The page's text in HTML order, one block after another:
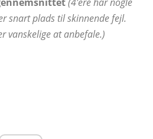
snart plads til skinnende fejl.
vanskelige at anbefale.)